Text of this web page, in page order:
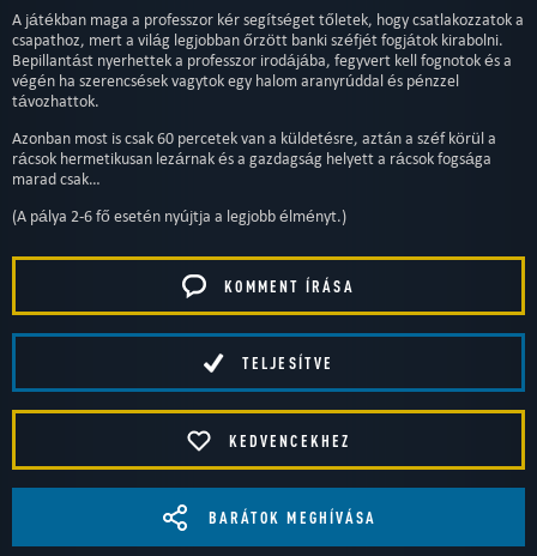
A játékban maga a professzor kér segítséget tőletek, hogy csatlakozzatok a
csapathoz, mert a világ legjobban őrzött banki széfjét fogjátok kirabolni.
Bepillantást nyerhettek a professzor irodájába, fegyvert kell fognotok és a
végén ha szerencsések vagytok egy halom aranyrúddal és pénzzel
távozhattok.
Azonban most is csak 60 percetek van a küldetésre, aztán a széf körül a
rácsok hermetikusan lezárnak és a gazdagság helyett a rácsok fogsága
marad csak…
(A pálya 2-6 fő esetén nyújtja a legjobb élményt.)
KOMMENT ÍRÁSA
TELJESÍTVE
KEDVENCEKHEZ
BARÁTOK MEGHÍVÁSA